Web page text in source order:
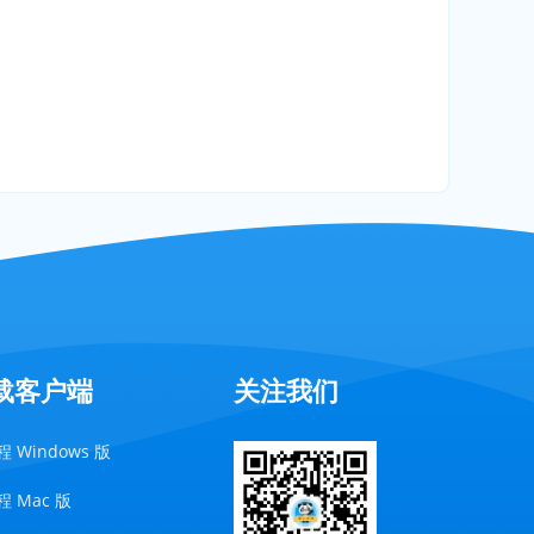
客户端
Windows 版
Mac 版
关注我们